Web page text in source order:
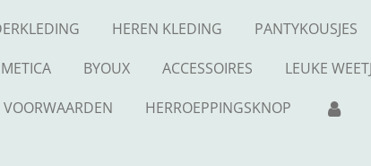
HEREN KLEDING PANTYKOUSJES
BYOUX ACCESSOIRES LEUKE
HERROEPPINGSKNOP